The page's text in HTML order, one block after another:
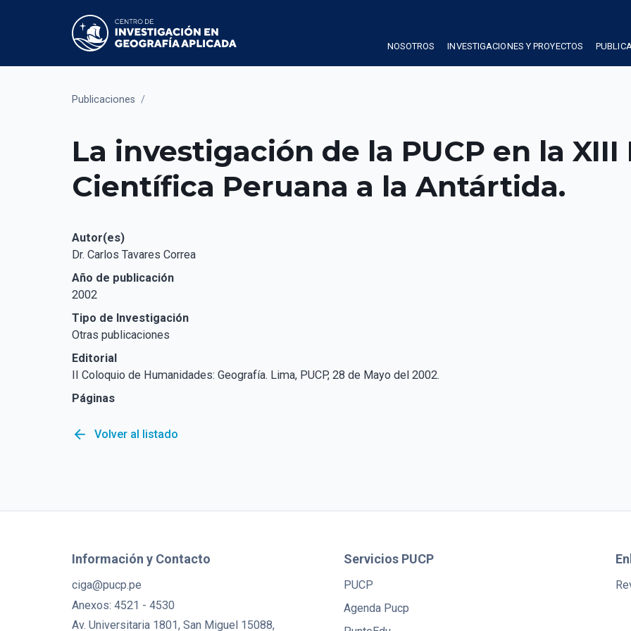
NOSOTROS INVESTIGACIONES Y PROYECTOS
Publicaciones /
La investigación de la PUCP en la
Científica Peruana a la Antártida.
Autor(es)
Dr. Carlos Tavares Correa
Año de publicación
2002
Tipo de Investigación
Otras publicaciones
Editorial
II Coloquio de Humanidades: Geografía. Lima, PUCP, 28 de Mayo del 2002.
Páginas
arrow_back Volver al listado
Información y Contacto
ciga@pucp.pe
Anexos: 4521 - 4530
Av. Universitaria 1801, San Miguel 15088,
Servicios PUCP
PUCP
Agenda Pucp